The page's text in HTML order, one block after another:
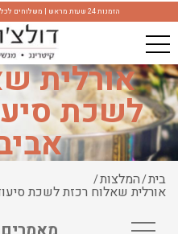
הזמנות 24 שעות מראש | משלוחים לכל הארץ במחירים משתנים בתיאום טלפוני
אורלית
לשכת
בית/המלצות/
אורלית שאלוח רכזת לשכת